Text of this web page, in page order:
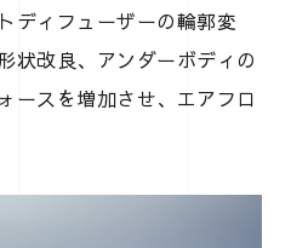
ディフューザーの輪郭変
状改良、アンダーボディの
ースを増加させ、エアフロ